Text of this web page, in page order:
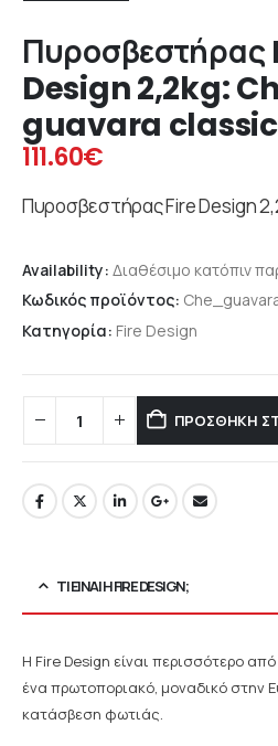
Πυροσβεστήρας
Design 2,2kg:
guavara
111.60€
Πυροσβεστήρας Fire Design
Availability: Διαθέσιμο κατόπιν
Κωδικός προϊόντος:
Κατηγορία: Fire Design
ΠΡΟΣΘΉΚΗ
ΤΙ ΕΊΝΑΙ Η FIRE DESIGN;
Η Fire Design είναι περισσότερο
ένα πρωτοποριακό, μοναδικό στην
κατάσβεση φωτιάς.